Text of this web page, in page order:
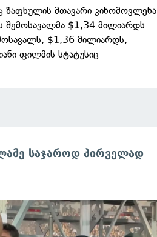
მთავარი კინომოვლენა
შემოსავალმა $1,34 მილიარდს
$1,36 მილიარდს,
ფილმის სტატუსიც
საჯაროდ პირველად